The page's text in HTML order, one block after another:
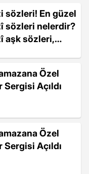
sözleri! En güzel
sözleri nelerdir?
aşk sözleri,
Özel
Sergisi Açıldı
Özel
Sergisi Açıldı